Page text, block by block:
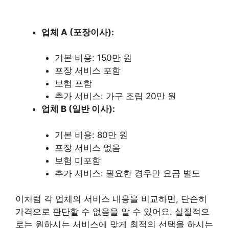
업체 A (포장이사):
기본 비용: 150만 원
포장 서비스 포함
보험 포함
추가 서비스: 가구 조립 20만 원
업체 B (일반 이사):
기본 비용: 80만 원
포장 서비스 없음
보험 미포함
추가 서비스: 필요한 경우만 요금 별도
이처럼 각 업체의 서비스 내용을 비교하면, 단순히
가격으로 판단할 수 없음을 알 수 있어요. 실질적으
로는 원하시는 서비스에 맞게 최적의 선택을 하시는